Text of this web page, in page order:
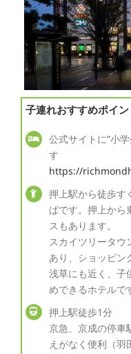
子連れおすすめポイン
公式サイトに”小
す
https://
押上駅から徒歩す
ばです。押上から
スもあります。
スカイツリータウ
あり、ショッピン
浅草にも近く、子
めできるホテルで
押上駅徒歩1分
京急、京成の停車
えがなく便利（羽